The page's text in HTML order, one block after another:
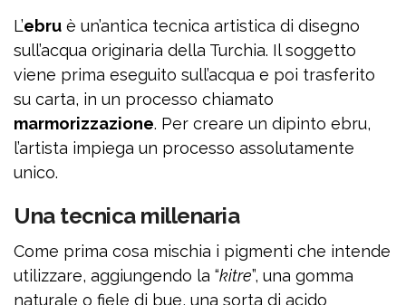
L’ebru è un’antica tecnica artistica di disegno
sull’acqua originaria della Turchia. Il soggetto
viene prima eseguito sull’acqua e poi trasferito
su carta, in un processo chiamato
marmorizzazione. Per creare un dipinto ebru,
l’artista impiega un processo assolutamente
unico.
Una tecnica millenaria
Come prima cosa mischia i pigmenti che intende
utilizzare, aggiungendo la “kitre”, una gomma
naturale o fiele di bue, una sorta di acido